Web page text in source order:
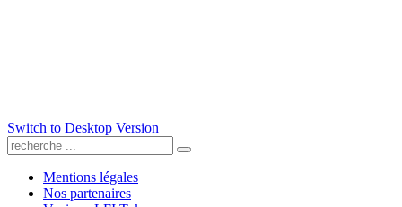
Switch to Desktop Version
Mentions légales
Nos partenaires